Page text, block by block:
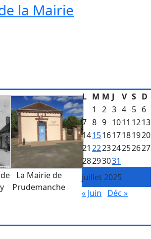
la Mairie
La Mairie de
Prudemanche
juillet 2025
L M M J V S D
1
2 3 4 5 6
7 8 9 1011 1213
14151617181920
21 222324252627
28293031
« Juin Déc »